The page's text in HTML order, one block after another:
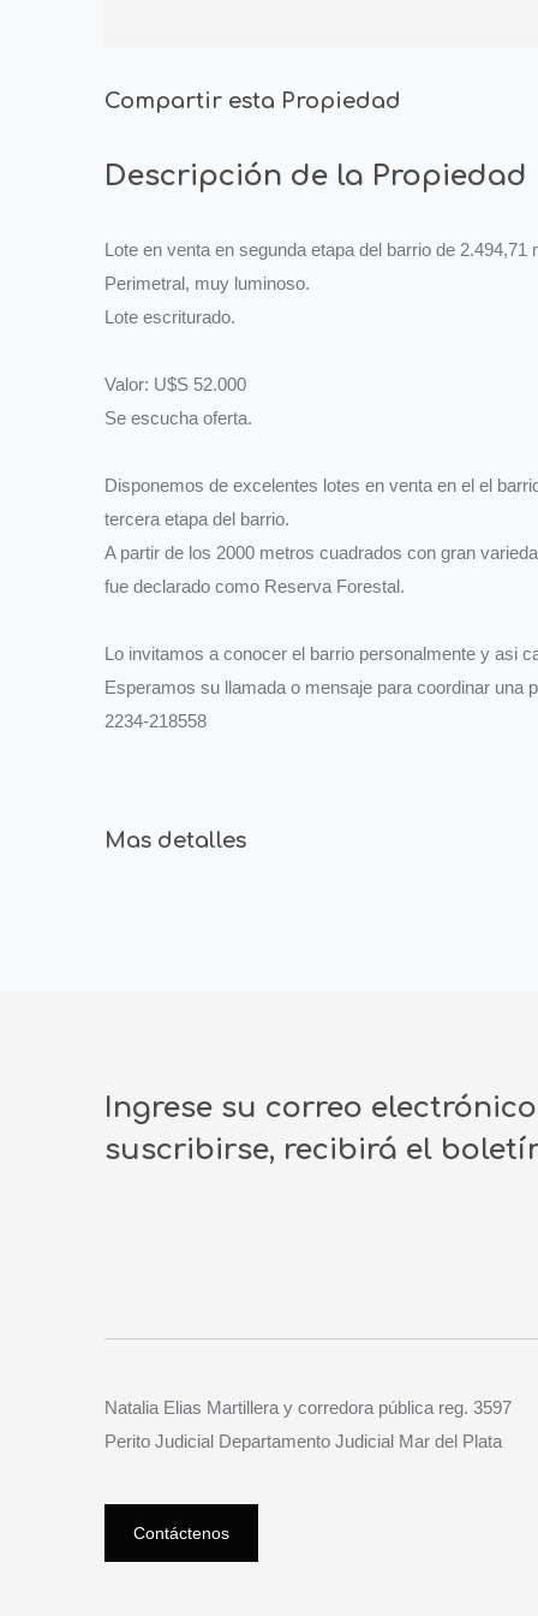
Compartir esta Propiedad
Descripción de la Propiedad
Lote en venta en segunda etapa del barrio de 2.494,71
Perimetral, muy luminoso.
Lote escriturado.
Valor: U$S 52.000
Se escucha oferta.
Disponemos de excelentes lotes en venta en el el
tercera etapa del barrio.
A partir de los 2000 metros cuadrados con gran
fue declarado como Reserva Forestal.
Lo invitamos a conocer el barrio personalmente y asi
Esperamos su llamada o mensaje para coordinar una
2234-218558
Mas detalles
Ingrese su correo
suscribirse, recibirá el
Natalia Elias Martillera y corredora pública reg. 3597
Perito Judicial Departamento Judicial Mar del Plata
Contáctenos